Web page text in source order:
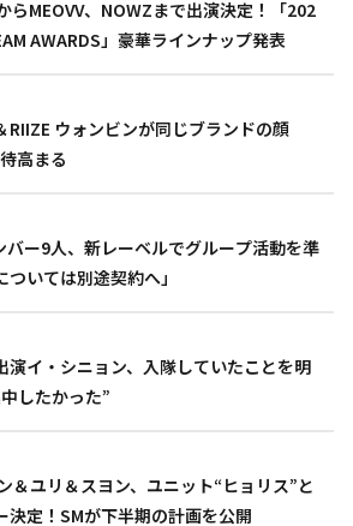
MEOVV、NOWZまで出演決定！「202
AWARDS」豪華ラインナップ発表
RIIZE ウォンビンが同じブランドの顔
高まる
バー9人、新レーベルでグループ活動を準
いては別途契約へ」
演イ・シニョン、入隊していたことを明
したかった”
＆ユリ＆スヨン、ユニット“ヒョリス”と
決定！SMが下半期の計画を公開